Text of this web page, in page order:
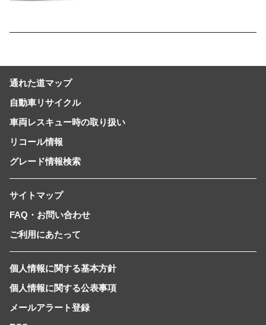
通れた道マップ
自動車リサイクル
車両レスキュー時の取り扱い
リコール情報
グレード情報検索
サイトマップ
FAQ・お問い合わせ
ご利用にあたって
個人情報に関する基本方針
個人情報に関する公表事項
メールアラート登録